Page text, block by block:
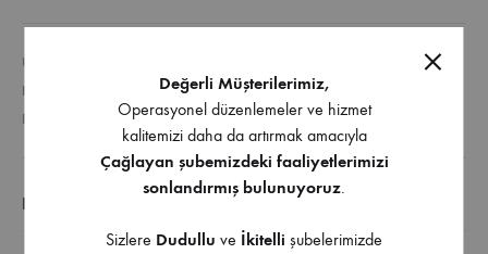
ÜRÜN KODU
KATEGORI
GENEL
ETIKETLER
ÇEKMECE RAY,METAL YANAKLI RAYLAR
EK BILGI
Değerli Müşterilerimiz,
Operasyonel düzenlemeler ve hizmet
kalitemizi daha da artırmak amacıyla
Çağlayan şubemizdeki faaliyetlerimizi
sonlandırmış bulunuyoruz.
Sizlere Dudullu ve İkitelli şubelerimizde